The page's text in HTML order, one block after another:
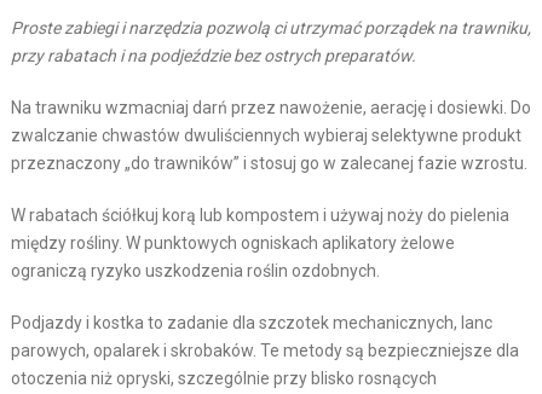
Proste zabiegi i narzędzia pozwolą ci utrzymać porządek na trawniku,
przy rabatach i na podjeździe bez ostrych preparatów.
Na trawniku wzmacniaj darń przez nawożenie, aerację i dosiewki. Do
zwalczanie chwastów dwuliściennych wybieraj selektywne produkt
przeznaczony „do trawników” i stosuj go w zalecanej fazie wzrostu.
W rabatach ściółkuj korą lub kompostem i używaj noży do pielenia
między rośliny. W punktowych ogniskach aplikatory żelowe
ograniczą ryzyko uszkodzenia roślin ozdobnych.
Podjazdy i kostka to zadanie dla szczotek mechanicznych, lanc
parowych, opalarek i skrobaków. Te metody są bezpieczniejsze dla
otoczenia niż opryski, szczególnie przy blisko rosnących